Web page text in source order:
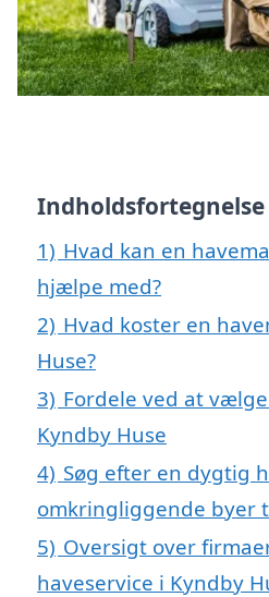
Indholdsfortegnelse
1) Hvad kan en
hjælpe med?
2) Hvad koster en
Huse?
3) Fordele ved at
Kyndby Huse
4) Søg efter en dygtig
omkringliggende byer
5) Oversigt over
haveservice i Kyndby